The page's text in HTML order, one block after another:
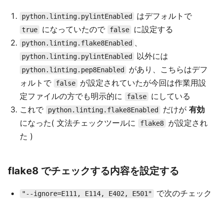
python.linting.pylintEnabled はデフォルトで
true になっていたので false に設定する
python.linting.flake8Enabled 、
python.linting.pylintEnabled 以外には
python.linting.pep8Enabled
があり、こちらはデフ
ォルトで
false
が設定されていたが今回は作業用設
定ファイルの方でも明示的に
false
にしている
これで
python.linting.flake8Enabled だけが 有効
になった( 文法チェックツールに
flake8
が設定され
た )
flake8 でチェックする内容を設定する
"--ignore=E111, E114, E402, E501"
で次のチェック